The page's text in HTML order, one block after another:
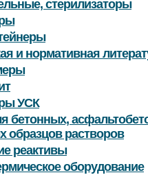
стерилизаторы
и нормативная
УСК
бетонных,
образцов растворов
реактивы
оборудование